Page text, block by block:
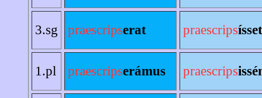
3.sg praescripserat praescripsísset
1.pl praescripserámus praescrips